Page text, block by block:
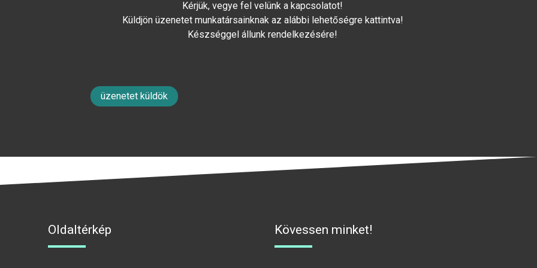
Kérjük, vegye fel velünk a kapcsolatot!
Küldjön üzenetet munkatársainknak az alábbi lehetőségre kattintva!
Készséggel állunk rendelkezésére!
üzenetet küldök
Oldaltérkép Kövessen minket!